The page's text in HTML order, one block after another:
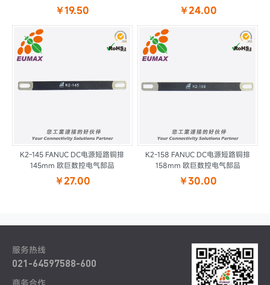
￥19.50 ￥24.00
K2-145 FANUC DC电源短路铜排
145mm 欧巨数控电气部品
￥27.00
K2-158 FANUC DC电源短路铜排
158mm 欧巨数控电气部品
￥30.00
服务热线
021-64597588-600